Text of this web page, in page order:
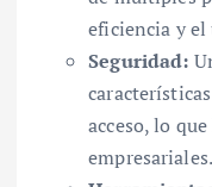
eficiencia y el
Seguridad:
acceso, lo
empresariales.